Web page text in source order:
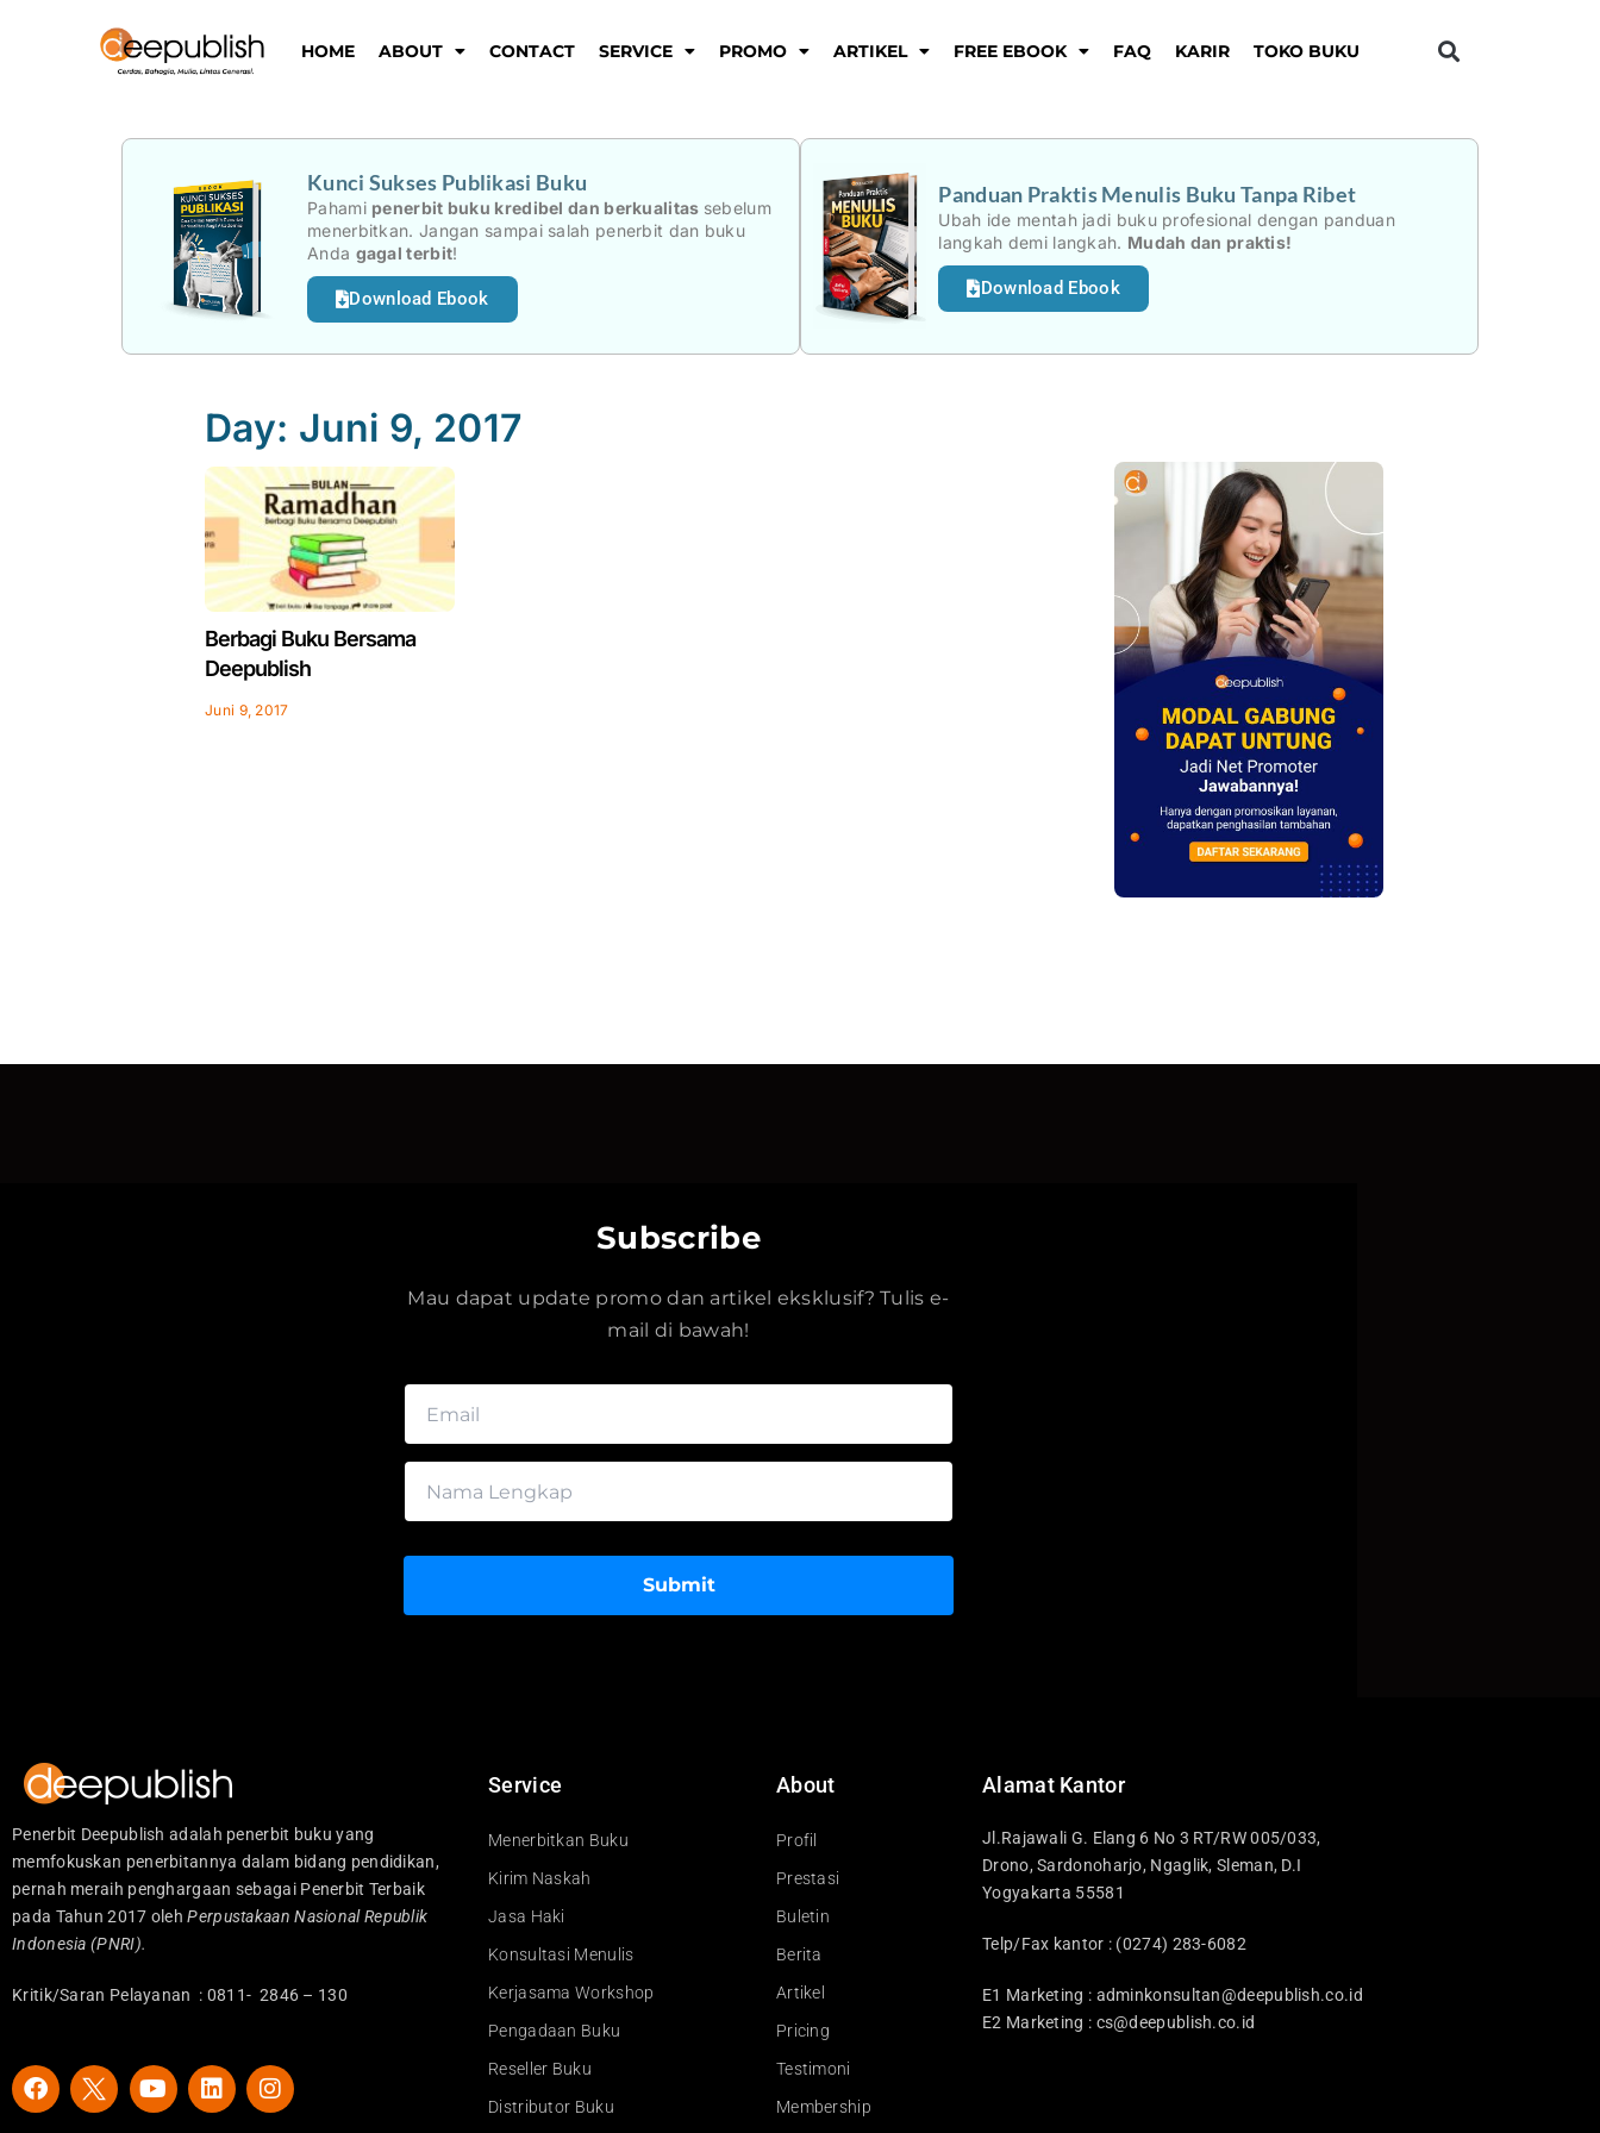
HOME ABOUT CONTACT SERVICE PROMO ARTIKEL FREE EBOOK FAQ KARIR TOKO BUKU
Kunci Sukses Publikasi Buku
Pahami penerbit buku kredibel dan berkualitas sebelum
menerbitkan. Jangan sampai salah penerbit dan buku
Anda gagal terbit!
Download Ebook
Panduan Praktis Menulis Buku Tanpa Ribet
Ubah ide mentah jadi buku profesional dengan panduan
langkah demi langkah. Mudah dan praktis!
Download Ebook
Day: Juni 9, 2017
Berbagi Buku Bersama
Deepublish
Juni 9, 2017
Subscribe
Mau dapat update promo dan artikel eksklusif? Tulis e-
mail di bawah!
Submit
Penerbit Deepublish adalah penerbit buku yang
memfokuskan penerbitannya dalam bidang pendidikan,
pernah meraih penghargaan sebagai Penerbit Terbaik
pada Tahun 2017 olehPerpustakaan Nasional Republik
Indonesia (PNRI).
Kritik/Saran Pelayanan : 0811- 2846 – 130
F
a
Y
o
L
i
I
n
Service
Menerbitkan Buku
Kirim Naskah
Jasa Haki
Konsultasi Menulis
Kerjasama Workshop
Pengadaan Buku
Reseller Buku
Distributor Buku
About
Profil
Prestasi
Buletin
Berita
Artikel
Pricing
Testimoni
Membership
Alamat Kantor
Jl.Rajawali G. Elang 6 No 3 RT/RW 005/033,
Drono, Sardonoharjo, Ngaglik, Sleman, D.I
Yogyakarta 55581
Telp/Fax kantor : (0274) 283-6082
E1 Marketing : adminkonsultan@deepublish.co.id
E2 Marketing : cs@deepublish.co.id